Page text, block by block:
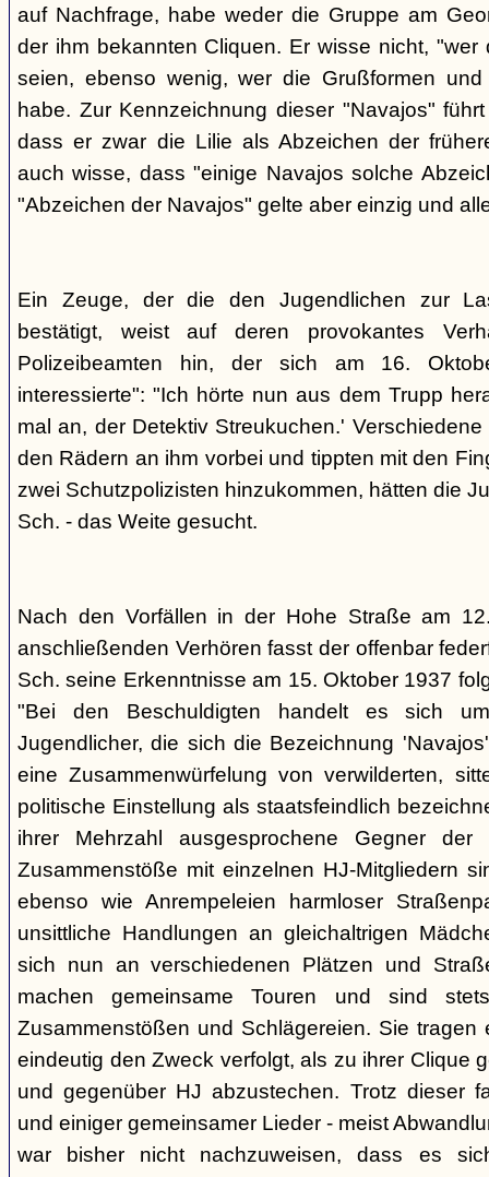
auf Nachfrage, habe weder die Gruppe am
der ihm bekannten Cliquen. Er wisse nicht, "wer
seien, ebenso wenig, wer die Grußformen
habe. Zur Kennzeichnung dieser "Navajos"
dass er zwar die Lilie als Abzeichen der
auch wisse, dass "einige Navajos solche
"Abzeichen der Navajos" gelte aber einzig und
Ein Zeuge, der die den Jugendlichen zur
bestätigt, weist auf deren provokantes
Polizeibeamten hin, der sich am 16.
interessierte": "Ich hörte nun aus dem Trupp
mal an, der Detektiv Streukuchen.'
den Rädern an ihm vorbei und tippten mit den
zwei Schutzpolizisten hinzukommen, hätten die
Sch. - das Weite gesucht.
Nach den Vorfällen in der Hohe Straße am
anschließenden Verhören fasst der offenbar
Sch. seine Erkenntnisse am 15. Oktober 1937
"Bei den Beschuldigten handelt es sich
Jugendlicher, die sich die Bezeichnung
eine Zusammenwürfelung von verwilderten,
politische Einstellung als staatsfeindlich
ihrer Mehrzahl ausgesprochene Gegner
Zusammenstöße mit einzelnen HJ-Mitgliedern
ebenso wie Anrempeleien harmloser
unsittliche Handlungen an gleichaltrigen
sich nun an verschiedenen Plätzen und
machen gemeinsame Touren und sind
Zusammenstößen und Schlägereien. Sie tragen
eindeutig den Zweck verfolgt, als zu ihrer Clique
und gegenüber HJ abzustechen. Trotz dieser
und einiger gemeinsamer Lieder - meist
war bisher nicht nachzuweisen, dass es